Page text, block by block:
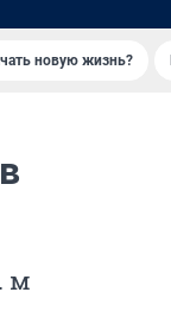
новую жизнь?
м